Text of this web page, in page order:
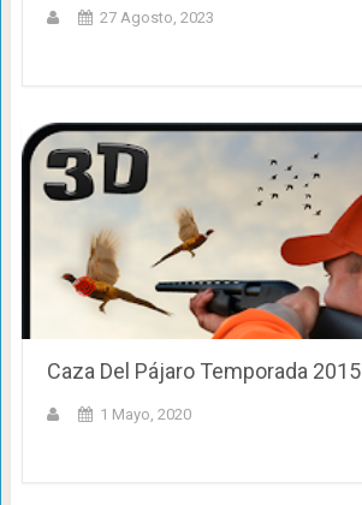
27 Agosto, 2023
Caza Del Pájaro Temporada 2015
1 Mayo, 2020